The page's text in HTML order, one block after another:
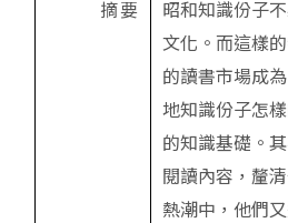
摘要
昭和知識份子
文化。而這樣
的讀書市場成
地知識份子怎
的知識基礎。
閱讀內容，釐
熱潮中，他們